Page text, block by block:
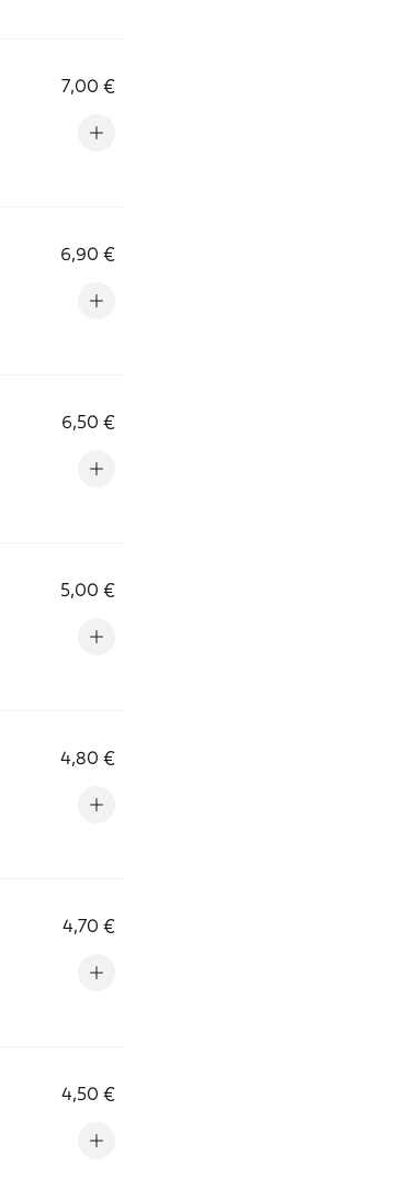
7,00 €
6,90 €
6,50 €
5,00 €
4,80 €
4,70 €
4,50 €